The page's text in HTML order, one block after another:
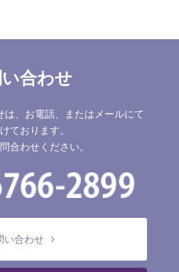
合わせ
、お電話、またはメールにて
ております。
合わせください。
い合わせ